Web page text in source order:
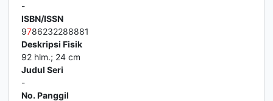
-
ISBN/ISSN
9786232288881
Deskripsi Fisik
92 hlm.; 24 cm
Judul Seri
-
No. Panggil